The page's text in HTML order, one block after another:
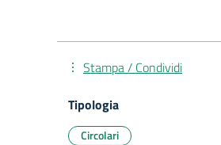
Stampa / Condividi
Tipologia
Circolari